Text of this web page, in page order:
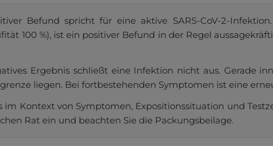
Befund spricht für eine aktive SARS-CoV-2-
100 %), ist ein positiver Befund in der Regel
Ergebnis schließt eine Infektion nicht aus. Gerade
liegen. Bei fortbestehenden Symptomen ist eine
im Kontext von Symptomen, Expositionssituation und
Rat ein und beachten Sie die Packungsbeilage.